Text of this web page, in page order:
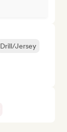
Drill/Jersey